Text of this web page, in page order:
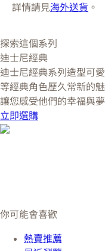
詳情請見海外送貨 。
探索這個系列
迪士尼經典
迪士尼經典系列造型可
等經典角色歷久常新的
讓您感受他們的幸福與夢
立即選購
你可能會喜歡
熱賣推薦